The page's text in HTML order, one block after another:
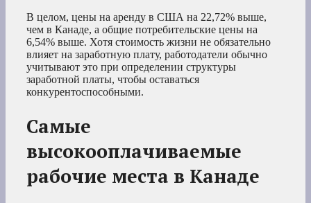
В целом, цены на аренду в США на 22,72% выше,
чем в Канаде, а общие потребительские цены на
6,54% выше. Хотя стоимость жизни не обязательно
влияет на заработную плату, работодатели обычно
учитывают это при определении структуры
заработной платы, чтобы оставаться
конкурентоспособными.
Самые
высокооплачиваемые
рабочие места в Канаде